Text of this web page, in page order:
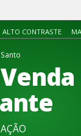
Acesso
ALTO CONTRASTE